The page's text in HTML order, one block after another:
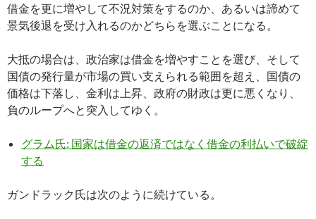
借金を更に増やして不況対策をするのか、あるいは諦めて
景気後退を受け入れるのかどちらを選ぶことになる。
大抵の場合は、政治家は借金を増やすことを選び、そして
国債の発行量が市場の買い支えられる範囲を超え、国債の
価格は下落し、金利は上昇、政府の財政は更に悪くなり、
負のループへと突入してゆく。
グラム氏: 国家は借金の返済ではなく借金の利払いで破綻
する
ガンドラック氏は次のように続けている。